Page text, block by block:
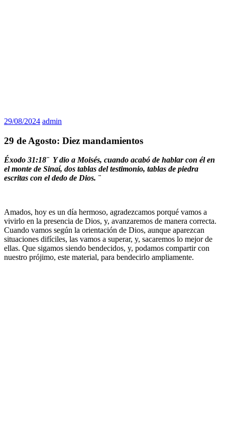
29/08/2024 admin
29 de Agosto: Diez mandamientos
Éxodo 31:18¨ Y dio a Moisés, cuando acabó de hablar con él en
el monte de Sinaí, dos tablas del testimonio, tablas de piedra
escritas con el dedo de Dios. ¨
Amados, hoy es un día hermoso, agradezcamos porqué vamos a
vivirlo en la presencia de Dios, y, avanzaremos de manera correcta.
Cuando vamos según la orientación de Dios, aunque aparezcan
situaciones difíciles, las vamos a superar, y, sacaremos lo mejor de
ellas. Que sigamos siendo bendecidos, y, podamos compartir con
nuestro prójimo, este material, para bendecirlo ampliamente.